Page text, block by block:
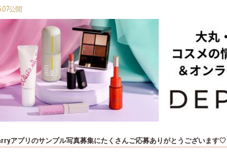
公開
アプリのサンプル写真募集にたくさんご応募ありがとうございます♡